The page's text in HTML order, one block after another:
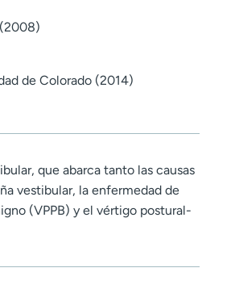
de Colorado (2014)
que abarca tanto las causas
vestibular, la enfermedad de
(VPPB) y el vértigo postural-